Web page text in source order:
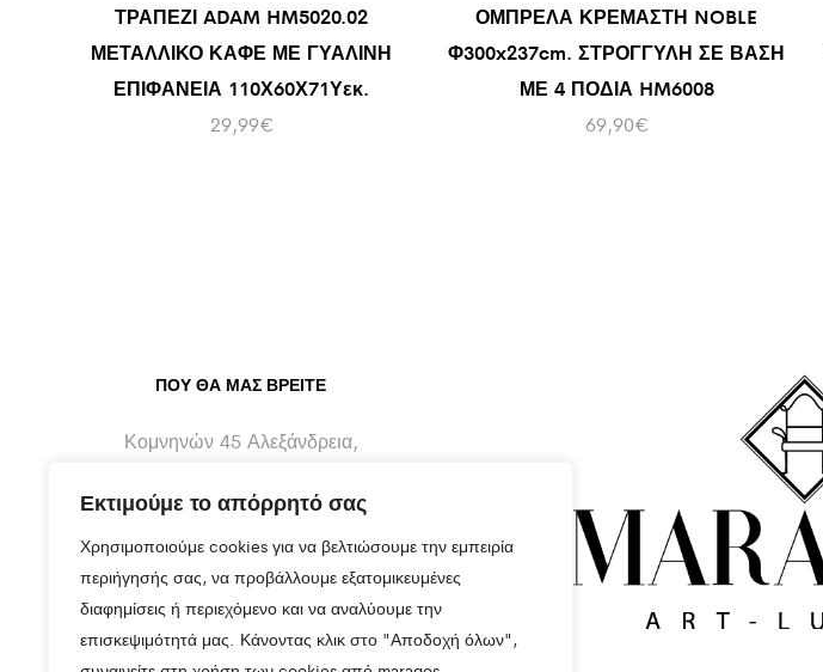
Εκτιμούμε το απόρρητό σας
Χρησιμοποιούμε cookies για να βελτιώσουμε την εμπειρία
περιήγησής σας, να προβάλλουμε εξατομικευμένες
διαφημίσεις ή περιεχόμενο και να αναλύουμε την
επισκεψιμότητά μας. Κάνοντας κλικ στο "Αποδοχή όλων",
ΤΡΑΠΕΖΙ ADAM HM5020.02
ΜΕΤΑΛΛΙΚΟ ΚΑΦΕ ΜΕ ΓΥΑΛΙΝΗ
ΕΠΙΦΑΝΕΙΑ 110Χ60Χ71Υεκ.
29,99€
ΟΜΠΡΕΛΑ ΚΡΕΜΑΣΤΗ NOBLE
Φ300x237cm. ΣΤΡΟΓΓΥΛΗ ΣΕ ΒΑΣΗ
ΜΕ 4 ΠΟΔΙΑ HM6008
69,90€
ΠΟΥ ΘΑ ΜΑΣ ΒΡΕΊΤΕ
Κομνηνών 45 Αλεξάνδρεια,
info@maragos-artluxury.com
+30 2333401170
+30 6930898907